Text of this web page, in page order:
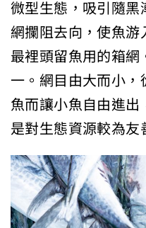
微型生態，吸引隨
網攔阻去向，使魚
最裡頭留魚用的箱
一。網目由大而小
魚而讓小魚自由進
是對生態資源較為